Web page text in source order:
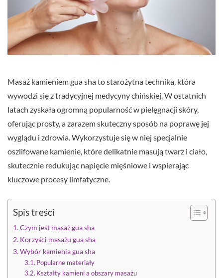
Masaż kamieniem gua sha to starożytna technika, która
wywodzi się z tradycyjnej medycyny chińskiej. W ostatnich
latach zyskała ogromną popularność w pielęgnacji skóry,
oferując prosty, a zarazem skuteczny sposób na poprawę jej
wyglądu i zdrowia. Wykorzystuje się w niej specjalnie
oszlifowane kamienie, które delikatnie masują twarz i ciało,
skutecznie redukując napięcie mięśniowe i wspierając
kluczowe procesy limfatyczne.
Spis treści
Czym jest masaż gua sha
Korzyści masażu gua sha
Wybór kamienia gua sha
Popularne materiały
Kształty kamieni a obszary masażu